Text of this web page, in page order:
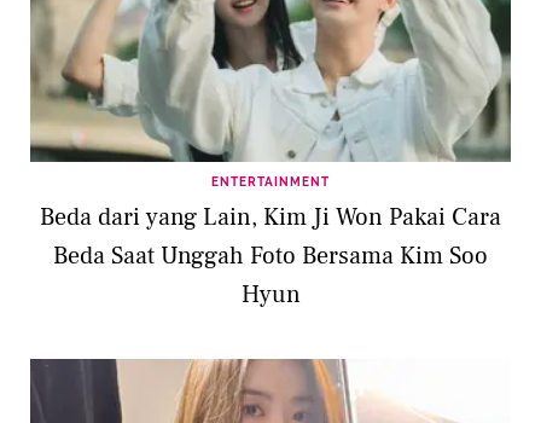
ENTERTAINMENT
Beda dari yang Lain, Kim Ji Won Pakai Cara
Beda Saat Unggah Foto Bersama Kim Soo
Hyun